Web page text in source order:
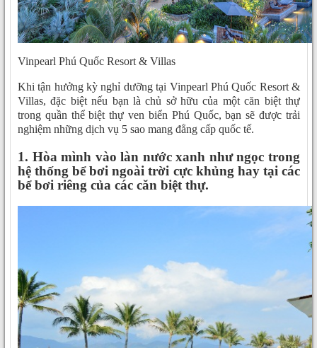
Vinpearl Phú Quốc Resort & Villas
Khi tận hưởng kỳ nghỉ dưỡng tại Vinpearl Phú Quốc Resort &
Villas, đặc biệt nếu bạn là chủ sở hữu của một căn biệt thự
trong quần thể biệt thự ven biển Phú Quốc, bạn sẽ được trải
nghiệm những dịch vụ 5 sao mang đẳng cấp quốc tế.
1. Hòa mình vào làn nước xanh như ngọc trong
hệ thống bể bơi ngoài trời cực khủng hay tại các
bể bơi riêng của các căn biệt thự.